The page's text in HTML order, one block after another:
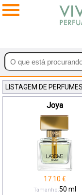
LISTAGEM DE
Joya
17.10 €
Tamanho:50 ml